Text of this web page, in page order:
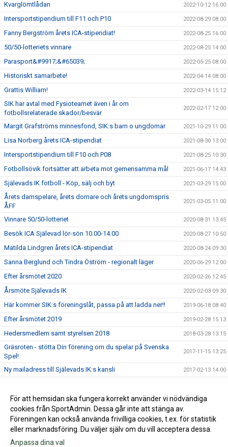
Kvarglömtlådan 2022-10-12 16:00
Intersportstipendium till F11 och P10 2022-08-29 08:00
Fanny Bergström årets ICA-stipendiat! 2022-08-25 16:00
50/50-lotteriets vinnare 2022-08-25 14:00
Parasport&#9917;&#65039; 2022-05-25 08:00
Historiskt samarbete! 2022-04-14 08:00
Grattis William! 2022-03-14 15:12
SIK har avtal med Fysioteamet även i år om
fotbollsrelaterade skador/besvär
2022-02-17 12:00
Margit Grafströms minnesfond, SIK:s barn o ungdomar 2021-10-29 11:00
Lisa Norberg årets ICA-stipendiat 2021-08-30 13:00
Intersportstipendium till F10 och P08 2021-08-25 10:30
Fotbollsövik fortsätter att arbeta mot gemensamma mål 2021-06-17 14:43
Själevads IK fotboll - Köp, sälj och byt 2021-03-29 15:00
Årets damspelare, årets domare och årets ungdomspris
ÅFF
2021-03-05 11:00
Vinnare 50/50-lotteriet 2020-08-31 13:45
Besök ICA Själevad lör-sön 10.00-14.00 2020-08-27 10:50
Matilda Lindgren årets ICA-stipendiat 2020-08-24 09:30
Sanna Berglund och Tindra Öström - regionalt läger 2020-06-29 12:00
Efter årsmötet 2020 2020-02-26 12:45
Årsmöte Själevads IK 2020-02-03 09:30
Här kommer SIK:s föreningslåt, passa på att ladda ner!! 2019-06-18 08:40
Efter årsmötet 2019 2019-02-28 15:13
Hedersmedlem samt styrelsen 2018 2018-03-28 13:15
Gräsroten - stötta Din förening om du spelar på Svenska
Spel!
2017-11-15 13:25
Ny mailadress till Själevads IK:s kansli 2017-02-13 14:00
Hjärtligt TACK för mig och på återseende! 2016-12-20 13:57
GRATTIS VÄRLDENS BÄSTA HÅKAN - 70 ÅR IDAG! 2016-09-28 10:49
För att hemsidan ska fungera korrekt använder vi nödvändiga
cookies från SportAdmin. Dessa går inte att stänga av.
Föreningen kan också använda frivilliga cookies, t.ex. för statistik
eller marknadsföring. Du väljer själv om du vill acceptera dessa.
Anpassa dina val